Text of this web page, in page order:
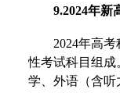
9.2024年新
2024年高
性考试科目组成
学、外语（含听